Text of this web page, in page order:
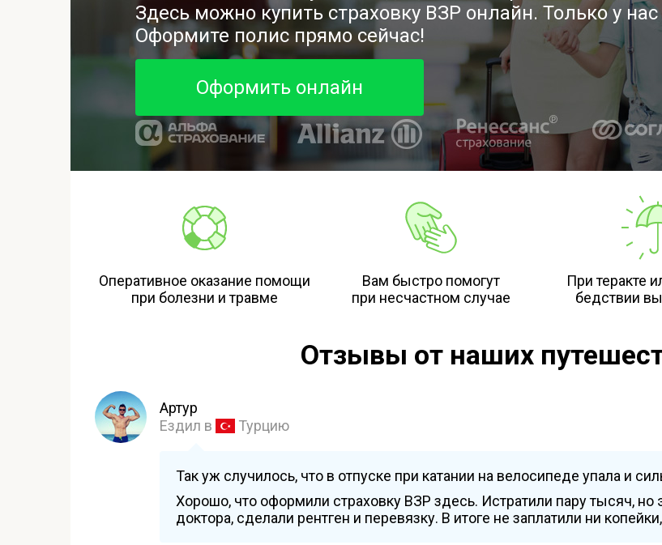
Здесь можно купить страховку ВЗР онлайн. Только у
Оформите полис прямо сейчас!
Оформить онлайн
Оперативное оказание помощи
при болезни и травме
Вам быстро помогут
при несчастном случае
При теракте
бедствии
Отзывы от наших
Артур
Ездил в
Турцию
Так уж случилось, что в отпуске при катании на велосипеде упала и
Хорошо, что оформили страховку ВЗР здесь. Истратили пару тысяч, но
доктора, сделали рентген и перевязку. В итоге не заплатили ни